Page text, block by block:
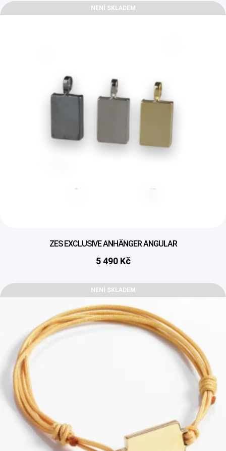
NENÍ SKLADEM
ZES EXCLUSIVE ANHÄNGER ANGULAR
5 490 Kč
NENÍ SKLADEM